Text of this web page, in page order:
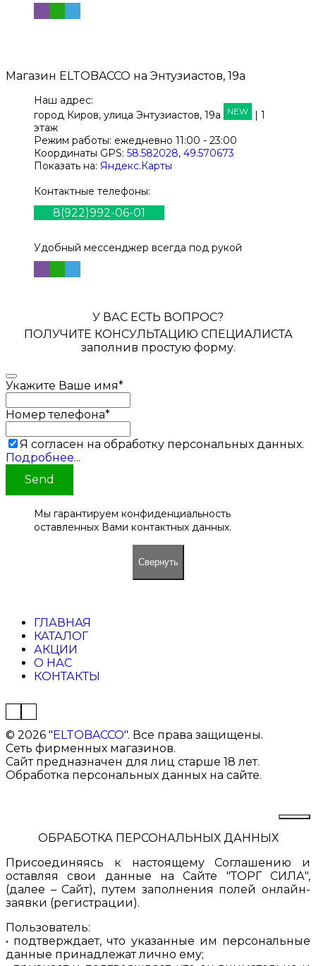
Магазин ELTOBACCO на Энтузиастов, 19а
Наш адрес:
город Киров, улица Энтузиастов, 19а NEW
| 1
этаж
Режим работы: ежедневно 11:00 - 23:00
Координаты GPS: 58.582028, 49.570673
Показать на: Яндекс.Карты
Контактные телефоны:
8(922)992-06-01
Удобный мессенджер всегда под рукой
У ВАС ЕСТЬ ВОПРОС?
ПОЛУЧИТЕ КОНСУЛЬТАЦИЮ СПЕЦИАЛИСТА
заполнив простую форму.
Укажите Ваше имя*
Номер телефона*
Я согласен на обработку персональных данных.
Подробнее...
Send
Мы гарантируем конфиденциальность
оставленных Вами контактных данных.
Свернуть
ГЛАВНАЯ
КАТАЛОГ
АКЦИИ
О НАС
КОНТАКТЫ
© 2026 "ELTOBACCO". Все права защищены.
Сеть фирменных магазинов.
Сайт предназначен для лиц старше 18 лет.
Обработка персональных данных на сайте.
ОБРАБОТКА ПЕРСОНАЛЬНЫХ ДАННЫХ
Присоединяясь к настоящему Соглашению и
оставляя свои данные на Сайте "ТОРГ СИЛА",
(далее – Сайт), путем заполнения полей онлайн-
заявки (регистрации).
Пользователь:
• подтверждает, что указанные им персональные
данные принадлежат лично ему;